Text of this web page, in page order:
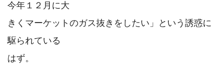
今年１２月に大
きくマーケットのガス抜きをしたい」という誘惑に
駆られている
はず。